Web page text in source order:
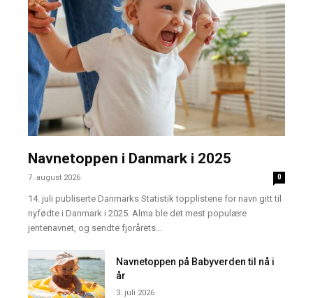
Navnetoppen i Danmark i 2025
7. august 2026 0
14. juli publiserte Danmarks Statistik topplistene for navn gitt til
nyfødte i Danmark i 2025. Alma ble det mest populære
jentenavnet, og sendte fjorårets...
Navnetoppen på Babyverden til nå i
år
3. juli 2026